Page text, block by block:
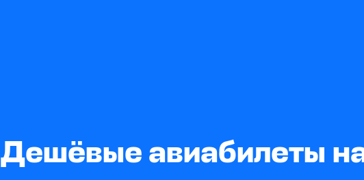
Дешёвые авиабилеты